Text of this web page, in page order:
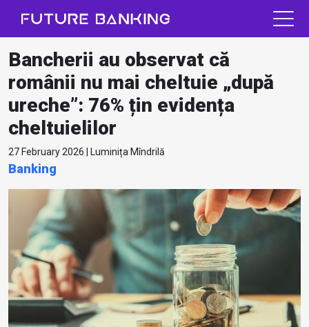
Bancherii au observat că
românii nu mai cheltuie „după
ureche”: 76% țin evidența
cheltuielilor
27 February 2026 | Luminița Mîndrilă
Banking